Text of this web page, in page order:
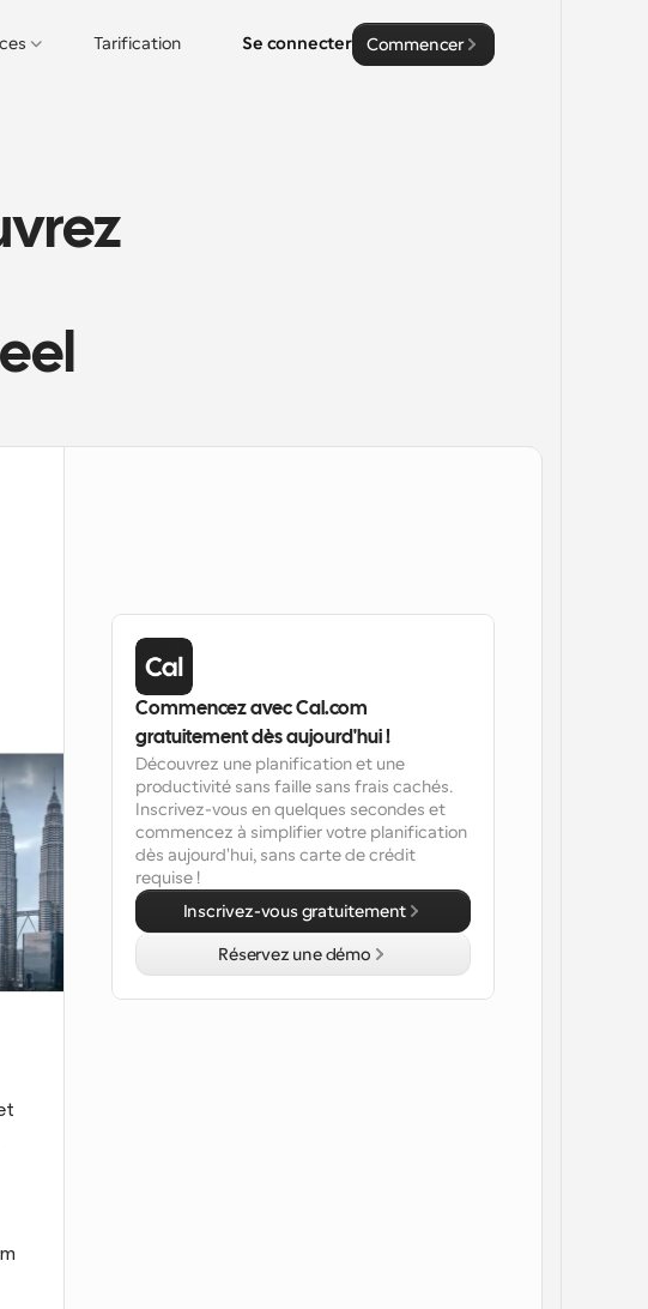
Tarification Se connecter Commencer
Commencez avec Cal.com
gratuitement dès aujourd'hui !
Découvrez une planification et une
productivité sans faille sans frais cachés.
Inscrivez-vous en quelques secondes et
commencez à simplifier votre planification
dès aujourd'hui, sans carte de crédit
requise !
Inscrivez-vous gratuitement
Réservez une démo